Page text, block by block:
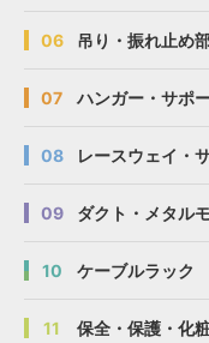
06 吊り・振れ止め
07 ハンガー・サポ
08 レースウェイ・
09 ダクト・メタル
10 ケーブルラック
11 保全・保護・化